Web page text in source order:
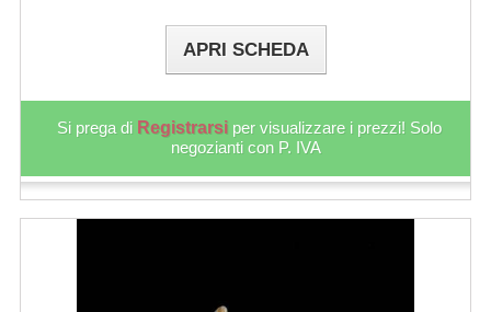
APRI SCHEDA
Si prega di Registrarsi per visualizzare i prezzi! Solo
negozianti con P. IVA